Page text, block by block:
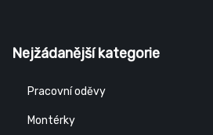
Nejžádanější kategorie
Pracovní oděvy
Montérky